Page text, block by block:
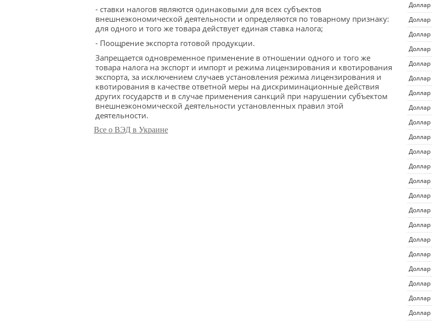
- ставки налогов являются одинаковыми для всех субъектов
внешнеэкономической деятельности и определяются по товарному признаку:
для одного и того же товара действует единая ставка налога;
- Поощрение экспорта готовой продукции.
Запрещается одновременное применение в отношении одного и того же
товара налога на экспорт и импорт и режима лицензирования и квотирования
экспорта, за исключением случаев установления режима лицензирования и
квотирования в качестве ответной меры на дискриминационные действия
других государств и в случае применения санкций при нарушении субъектом
внешнеэкономической деятельности установленных правил этой
деятельности.
Все о ВЭД в Украине